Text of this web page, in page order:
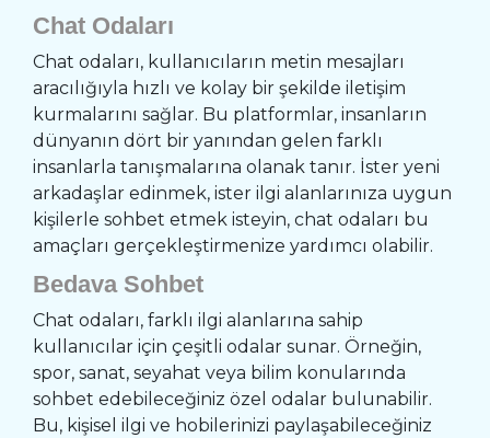
Chat Odaları
Chat odaları, kullanıcıların metin mesajları
aracılığıyla hızlı ve kolay bir şekilde iletişim
kurmalarını sağlar. Bu platformlar, insanların
dünyanın dört bir yanından gelen farklı
insanlarla tanışmalarına olanak tanır. İster yeni
arkadaşlar edinmek, ister ilgi alanlarınıza uygun
kişilerle sohbet etmek isteyin, chat odaları bu
amaçları gerçekleştirmenize yardımcı olabilir.
Bedava Sohbet
Chat odaları, farklı ilgi alanlarına sahip
kullanıcılar için çeşitli odalar sunar. Örneğin,
spor, sanat, seyahat veya bilim konularında
sohbet edebileceğiniz özel odalar bulunabilir.
Bu, kişisel ilgi ve hobilerinizi paylaşabileceğiniz